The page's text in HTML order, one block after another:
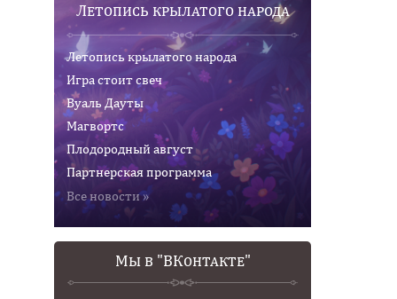
Летопись крылатого народа
Летопись крылатого народа
Игра стоит свеч
Вуаль Дауты
Магвортс
Плодородный август
Партнерская программа
Все новости »
Мы в "ВКонтакте"